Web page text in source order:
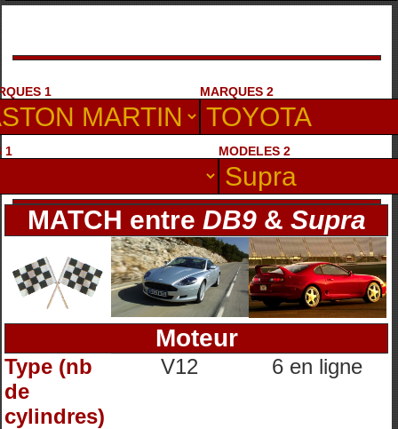
1 MARQUES 2
1 MODELES 2
MATCH entre DB9& Supra
Moteur
Type (nb
de
cylindres)
V12 6 en ligne